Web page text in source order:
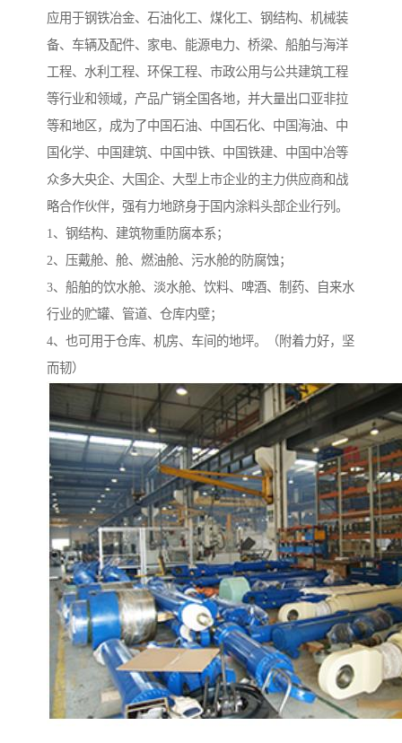
应用于钢铁冶金、石油化工、煤化工、钢结构、机械装
备、车辆及配件、家电、能源电力、桥梁、船舶与海洋
工程、水利工程、环保工程、市政公用与公共建筑工程
等行业和领域，产品广销全国各地，并大量出口亚非拉
等和地区，成为了中国石油、中国石化、中国海油、中
国化学、中国建筑、中国中铁、中国铁建、中国中冶等
众多大央企、大国企、大型上市企业的主力供应商和战
略合作伙伴，强有力地跻身于国内涂料头部企业行列。
1、钢结构、建筑物重防腐本系；
2、压戴舱、舱、燃油舱、污水舱的防腐蚀；
3、船舶的饮水舱、淡水舱、饮料、啤酒、制药、自来水
行业的贮罐、管道、仓库内壁；
4、也可用于仓库、机房、车间的地坪。（附着力好，坚
而韧）